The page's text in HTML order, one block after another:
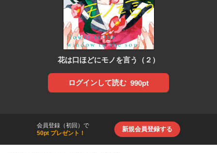
花は口ほどにモノを言う（２）
ログインして読む 990pt
会員登録（初回）で
50pt プレゼント！
新規会員登録する